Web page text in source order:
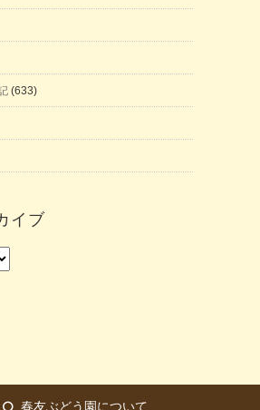
(633)
イブ
春友ぶどう園について